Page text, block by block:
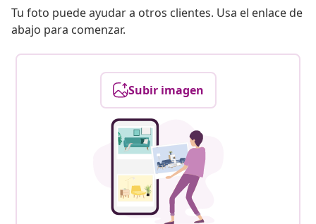
Tu foto puede ayudar a otros clientes. Usa el enlace de
abajo para comenzar.
Subir imagen